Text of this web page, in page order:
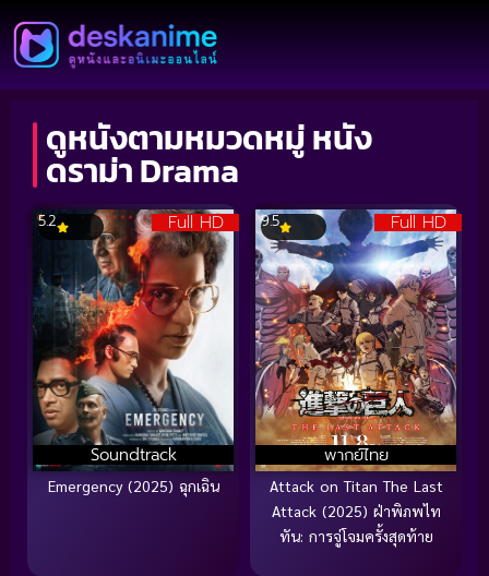
ดูหนังตามหมวดหมู่ หนัง
ดราม่า Drama
Full HD
Soundtrack
5.2
Emergency (2025) ฉุกเฉิน
Full HD
พากย์ไทย
9.5
Attack on Titan The Last
Attack (2025) ฝ่าพิภพไท
ทัน: การจู่โจมครั้งสุดท้าย